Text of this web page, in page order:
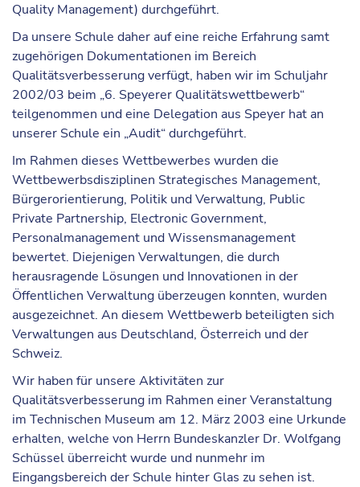
Quality Management) durchgeführt.
Da unsere Schule daher auf eine reiche Erfahrung samt
zugehörigen Dokumentationen im Bereich
Qualitätsverbesserungverfügt, haben wir im Schuljahr
2002/03 beim „6. Speyerer Qualitätswettbewerb“
teilgenommen und eine Delegation aus Speyer hat an
unserer Schule ein „Audit“ durchgeführt.
Im Rahmen dieses Wettbewerbes wurden die
Wettbewerbsdisziplinen Strategisches Management,
Bürgerorientierung, Politik und Verwaltung, Public
Private Partnership, Electronic Government,
Personalmanagement und Wissensmanagement
bewertet. Diejenigen Verwaltungen, die durch
herausragende Lösungen und Innovationen in der
Öffentlichen Verwaltung überzeugen konnten, wurden
ausgezeichnet. An diesem Wettbewerb beteiligten sich
Verwaltungen aus Deutschland, Österreich und der
Schweiz.
Wir haben für unsere Aktivitäten zur
Qualitätsverbesserung im Rahmen einer Veranstaltung
im Technischen Museum am 12. März 2003 eine Urkunde
erhalten, welche von Herrn Bundeskanzler Dr. Wolfgang
Schüssel überreicht wurde und nunmehr im
Eingangsbereich der Schule hinter Glas zu sehen ist.